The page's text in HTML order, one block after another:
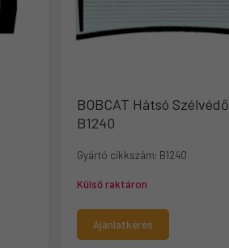
BOBCAT Hátsó Szélvédő
B1240
Gyártó cikkszám: B1240
Külső raktáron
Ajánlatkérés